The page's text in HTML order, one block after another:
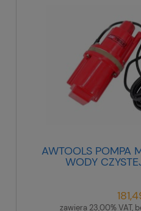
AWTOOLS POMPA
WODY
zawiera 23,00% VAT,